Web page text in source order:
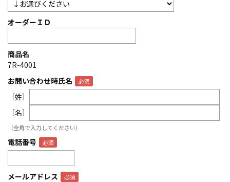
オーダーＩＤ
商品名
7R-4001
お問い合わせ時氏名
［姓］
［名］
（全角で入力してください）
電話番号
メールアドレス